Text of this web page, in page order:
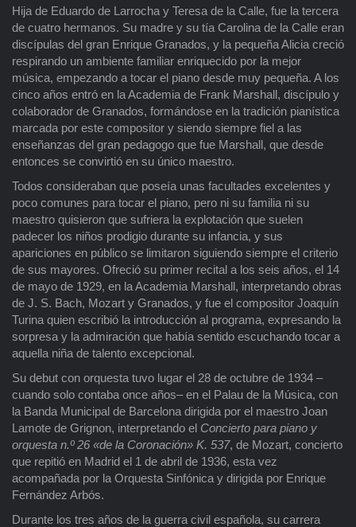
Hija de Eduardo de Larrocha y Teresa de la Calle, fue la tercera
de cuatro hermanos. Su madre y su tía Carolina de la Calle eran
discípulas del gran Enrique Granados, y la pequeña Alicia creció
respirando un ambiente familiar enriquecido por la mejor
música, empezando a tocar el piano desde muy pequeña. A los
cinco años entró en la Academia de Frank Marshall, discípulo y
colaborador de Granados, formándose en la tradición pianística
marcada por este compositor y siendo siempre fiel a las
enseñanzas del gran pedagogo que fue Marshall, que desde
entonces se convirtió en su único maestro.
Todos consideraban que poseía unas facultades excelentes y
poco comunes para tocar el piano, pero ni su familia ni su
maestro quisieron que sufriera la explotación que suelen
padecer los niños prodigio durante su infancia, y sus
apariciones en público se limitaron siguiendo siempre el criterio
de sus mayores. Ofreció su primer recital a los seis años, el 14
de mayo de 1929, en la Academia Marshall, interpretando obras
de J. S. Bach, Mozart y Granados, y fue el compositor Joaquín
Turina quien escribió la introducción al programa, expresando la
sorpresa y la admiración que había sentido escuchando tocar a
aquella niña de talento excepcional.
Su debut con orquesta tuvo lugar el 28 de octubre de 1934 –
cuando solo contaba once años– en el Palau de la Música, con
la Banda Municipal de Barcelona dirigida por el maestro Joan
Lamote de Grignon, interpretando el Concierto para piano y
orquesta n.º 26 «de la Coronación» K. 537, de Mozart, concierto
que repitió en Madrid el 1 de abril de 1936, esta vez
acompañada por la Orquesta Sinfónica y dirigida por Enrique
Fernández Arbós.
Durante los tres años de la guerra civil española, su carrera